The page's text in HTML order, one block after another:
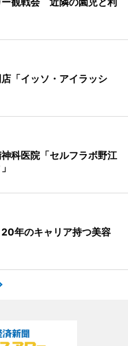
「イッソ・アイラッシ
科医院「セルフラボ野江
年のキャリア持つ美容